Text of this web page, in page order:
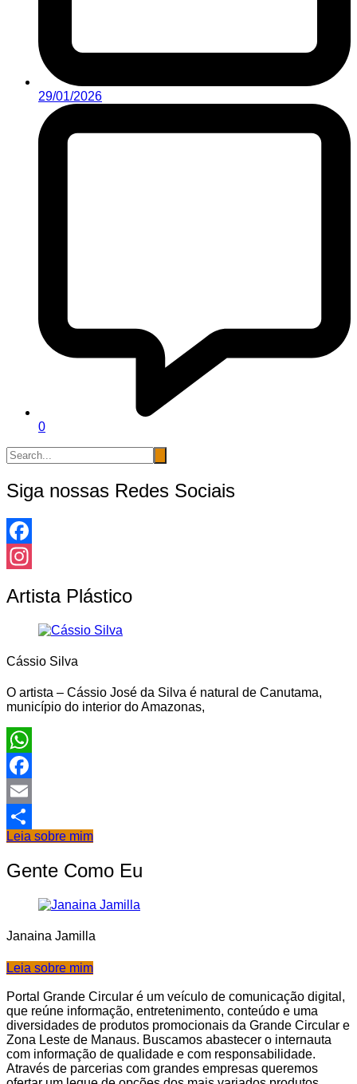
29/01/2026
0
Siga nossas Redes Sociais
Facebook
Artista Plástico
Cássio Silva
O artista – Cássio José da Silva é natural de Canutama,
município do interior do Amazonas,
WhatsApp
Facebook
Email
Share
Leia sobre mim
Gente Como Eu
Janaina Jamilla
Leia sobre mim
Portal Grande Circular é um veículo de comunicação digital,
que reúne informação, entretenimento, conteúdo e uma
diversidades de produtos promocionais da Grande Circular e
Zona Leste de Manaus. Buscamos abastecer o internauta
com informação de qualidade e com responsabilidade.
Através de parcerias com grandes empresas queremos